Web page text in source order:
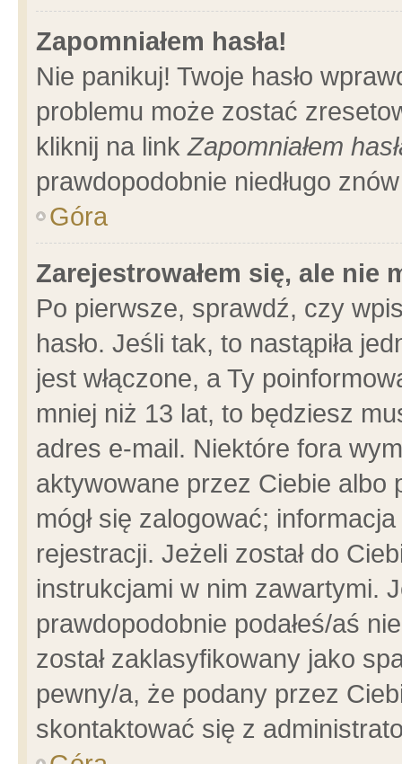
Zapomniałem hasła!
Nie panikuj! Twoje hasło
problemu może zostać
kliknij na linkZapomniałem
prawdopodobnie niedługo
Góra
Zarejestrowałem się, ale nie
Po pierwsze, sprawdź, czy
hasło. Jeśli tak, to nastąpiła
jest włączone, a Ty
mniej niż 13 lat, to będziesz
adres e-mail. Niektóre fora
aktywowane przez Ciebie albo
mógł się zalogować;
rejestracji. Jeżeli został do
instrukcjami w nim zawartymi.
prawdopodobnie podałeś/aś
został zaklasyfikowany jako
pewny/a, że podany przez
skontaktować się z